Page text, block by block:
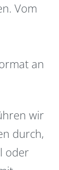
Vom
an
wir
durch,
oder